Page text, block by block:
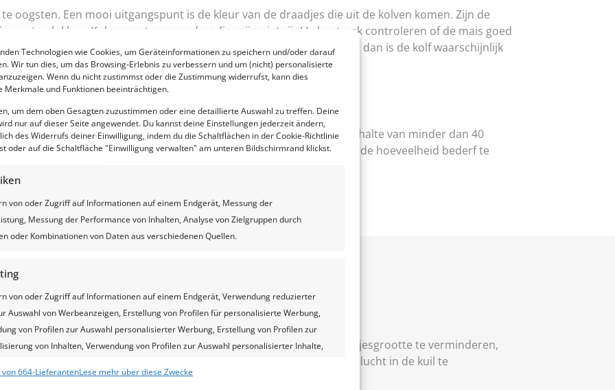
Technologien wie Cookies, um Geräteinformationen zu speichern und/oder darauf
Wir tun dies, um das Browsing-Erlebnis zu verbessern und um (nicht) personalisierte
Wenn du nicht zustimmst oder die Zustimmung widerrufst, kann dies
Merkmale und Funktionen beeinträchtigen.
um dem oben Gesagten zuzustimmen oder eine detaillierte Auswahl zu treffen. Deine
nur auf dieser Seite angewendet. Du kannst deine Einstellungen jederzeit ändern,
des Widerrufs deiner Einwilligung, indem du die Schaltflächen in der Cookie-Richtlinie
oder auf die Schaltfläche "Einwilligung verwalten" am unteren Bildschirmrand klickst.
von oder Zugriff auf Informationen auf einem Endgerät, Messung der
Messung der Performance von Inhalten, Analyse von Zielgruppen durch
oder Kombinationen von Daten aus verschiedenen Quellen.
von oder Zugriff auf Informationen auf einem Endgerät, Verwendung reduzierter
Auswahl von Werbeanzeigen, Erstellung von Profilen für personalisierte Werbung,
von Profilen zur Auswahl personalisierter Werbung, Erstellung von Profilen zur
von Inhalten, Verwendung von Profilen zur Auswahl personalisierter Inhalte,
664-LieferantenLese mehr über diese Zwecke
oogsten. Een mooi uitgangspunt is de kleur van de draadjes die uit de kolven komen. Zijn de
om te plukken. Kolven met groene draadjes zijn niet rijp! Je kunt ook controleren of de mais goed
pellen. Zie je aan de punt van de maiskolf geen gele korrels zitten, dan is de kolf waarschijnlijk
je wel gele korrels dan kan je de kolf van de plant plukken.
drogestofpercentage. Maïs moet worden gedroogd tot een vochtgehalte van minder dan 40
Dit helpt de groei van schimmels en bacteriën te voorkomen en de hoeveelheid bederf te
voordat je het inkuilt. Het hakselen van de maïs helpt om de deeltjesgrootte te verminderen,
kuil compact vast te rijden. Hakselen helpt ook om de hoeveelheid lucht in de kuil te
gisting te voorkomen.